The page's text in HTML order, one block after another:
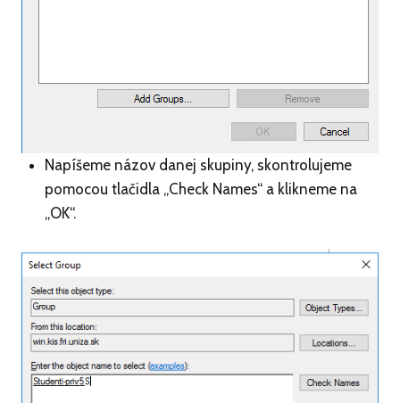
Napíšeme názov danej skupiny, skontrolujeme
pomocou tlačidla „Check Names“ a klikneme na
„OK“.